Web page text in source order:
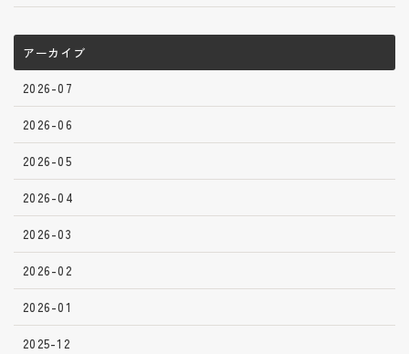
アーカイブ
2026-07
2026-06
2026-05
2026-04
2026-03
2026-02
2026-01
2025-12